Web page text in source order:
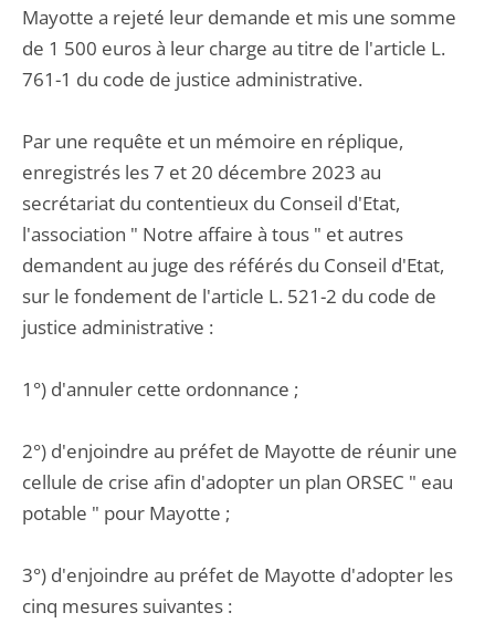
Mayotte a rejeté leur demande et mis une somme
de 1 500 euros à leur charge au titre de l'article L.
761-1 du code de justice administrative.
Par une requête et un mémoire en réplique,
enregistrés les 7 et 20 décembre 2023 au
secrétariat du contentieux du Conseil d'Etat,
l'association " Notre affaire à tous " et autres
demandent au juge des référés du Conseil d'Etat,
sur le fondement de l'article L. 521-2 du code de
justice administrative :
1°) d'annuler cette ordonnance ;
2°) d'enjoindre au préfet de Mayotte de réunir une
cellule de crise afin d'adopter un plan ORSEC " eau
potable " pour Mayotte ;
3°) d'enjoindre au préfet de Mayotte d'adopter les
cinq mesures suivantes :